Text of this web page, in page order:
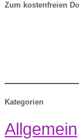
Zum kostenfreien
Kategorien
Allgemein